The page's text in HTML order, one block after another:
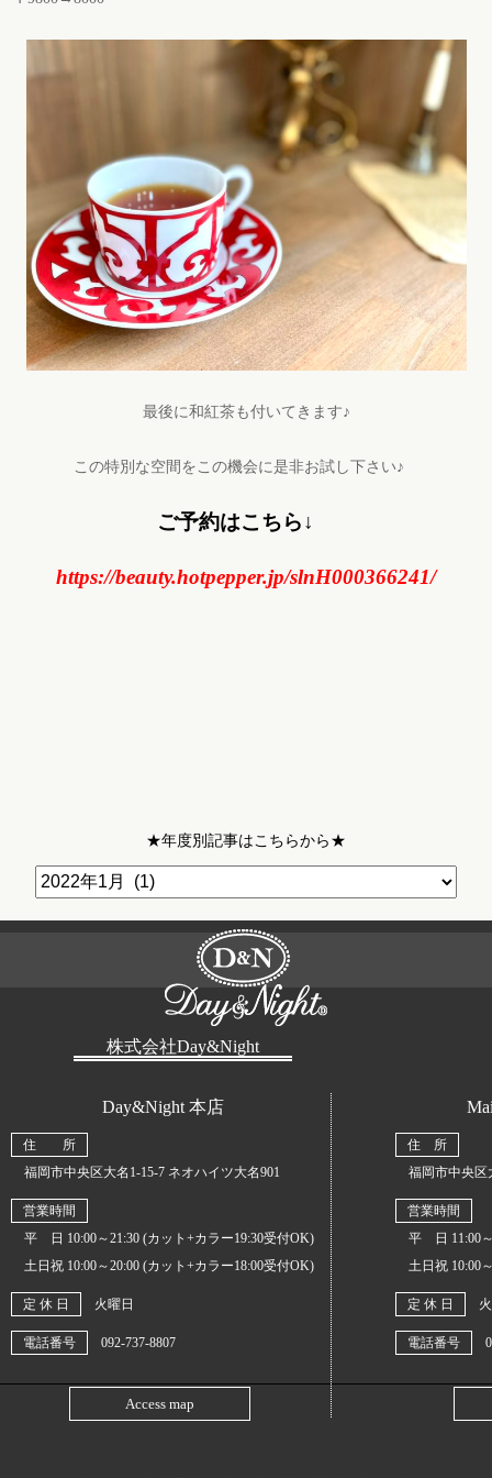
最後に和紅茶も付いてきます♪
この特別な空間をこの機会に是非お試し下さい♪
ご予約はこちら↓
https://beauty.hotpepper.jp/slnH000366241/
★年度別記事はこちらから★
株式会社Day&Night
Day&Night 本店
住 所
福岡市中央区大名1-15-7 ネオハイツ大名901
営業時間
平 日 10:00～21:30 (カット+カラー19:30受付OK)
土日祝 10:00～20:00 (カット+カラー18:00受付OK)
定 休 日 火曜日
電話番号 092-737-8807
Access map
住 所
福岡市中央区
営業時間
平 日 11:00～
土日祝 10:00
定 休 日 火
電話番号